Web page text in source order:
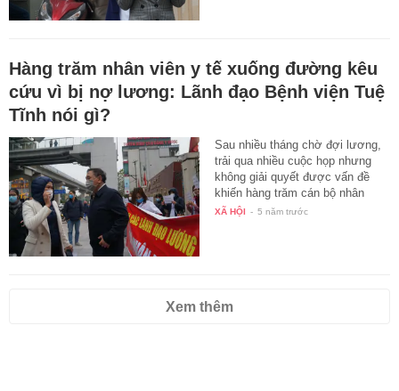
Hàng trăm nhân viên y tế xuống đường kêu
cứu vì bị nợ lương: Lãnh đạo Bệnh viện Tuệ
Tĩnh nói gì?
Sau nhiều tháng chờ đợi lương,
trải qua nhiều cuộc họp nhưng
không giải quyết được vấn đề
khiến hàng trăm cán bộ nhân
viên…
XÃ HỘI - 5 năm trước
Xem thêm